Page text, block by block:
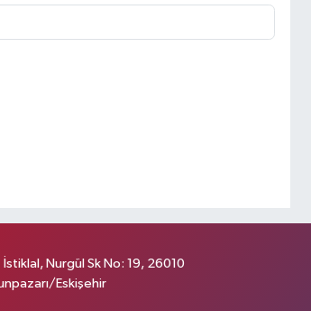
İstiklal, Nurgül Sk No: 19, 26010
Eskişehir